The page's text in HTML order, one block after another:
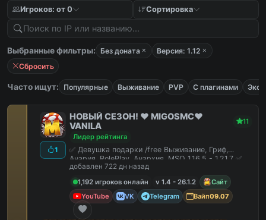
Игроков: от 0 Сортировка
Выбранные фильтры: Без доната
Версия: 1.12
Сбросить
Часто ищут: Популярные Выживание PVP С плагинами
1
НОВЫЙ СЕЗОН! ❤️ MIGOSMC❤️
VANILA
11
Лидер рейтинга
✅ Девушка подарки /free Выживание, Гриф,
Анария, RolePlay, Анархия, MSO 1.16.5 - 1.21.7 ✅
добавлен 722 дн назад
1,192 игроков онлайн
v 1.4 - 26.1.2
Сайт
YouTube
VK Telegram Вайп09.07